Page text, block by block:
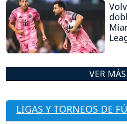
VER
LIGAS Y TORNEOS DE